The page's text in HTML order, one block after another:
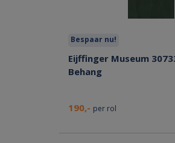
Bespaar nu!
Eijffinger Museum
Behang
190,- per rol